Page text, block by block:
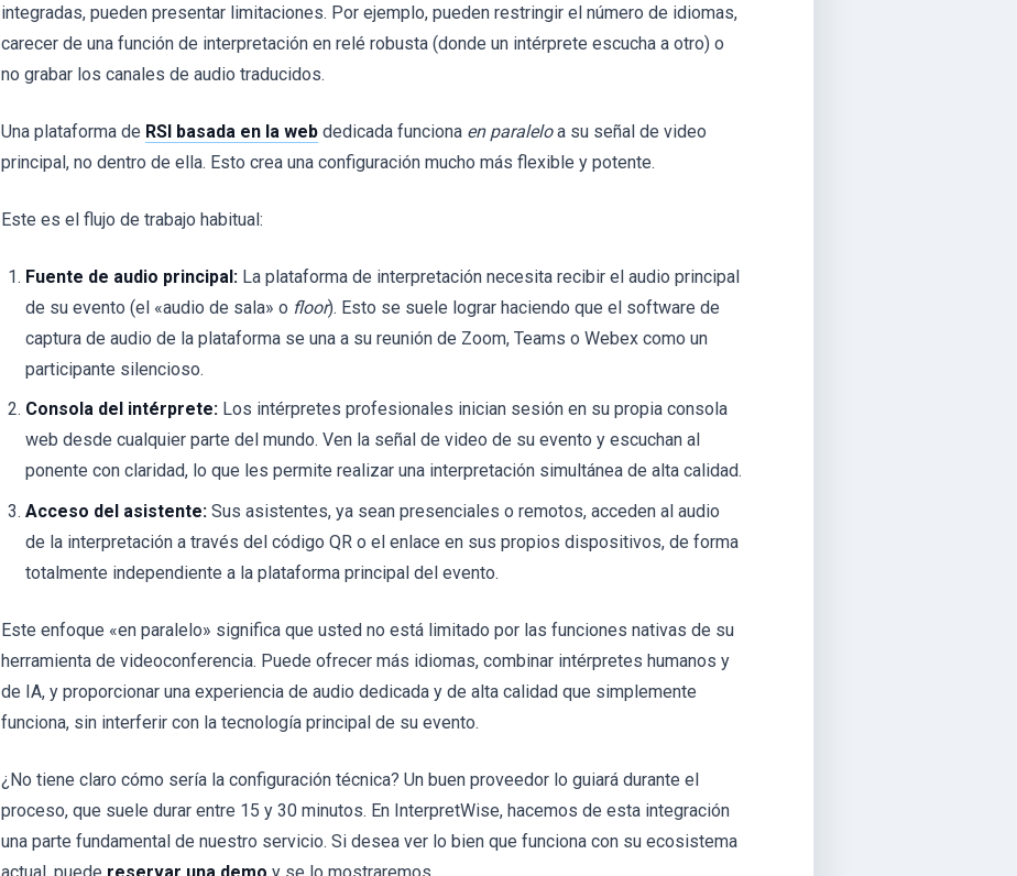
integradas, pueden presentar limitaciones. Por ejemplo, pueden restringir el número de idiomas,
carecer de una función de interpretación en relé robusta (donde un intérprete escucha a otro) o
no grabar los canales de audio traducidos.
Una plataforma de RSI basada en la web dedicada funciona en paraleloa su señal de video
principal, no dentro de ella. Esto crea una configuración mucho más flexible y potente.
Este es el flujo de trabajo habitual:
Fuente de audio principal: La plataforma de interpretación necesita recibir el audio principal
de su evento (el «audio de sala» o floor). Esto se suele lograr haciendo que el software de
captura de audio de la plataforma se una a su reunión de Zoom, Teams o Webex como un
participante silencioso.
Consola del intérprete: Los intérpretes profesionales inician sesión en su propia consola
web desde cualquier parte del mundo. Ven la señal de video de su evento y escuchan al
ponente con claridad, lo que les permite realizar una interpretación simultánea de alta calidad.
Acceso del asistente: Sus asistentes, ya sean presenciales o remotos, acceden al audio
de la interpretación a través del código QR o el enlace en sus propios dispositivos, de forma
totalmente independiente a la plataforma principal del evento.
Este enfoque «en paralelo» significa que usted no está limitado por las funciones nativas de su
herramienta de videoconferencia. Puede ofrecer más idiomas, combinar intérpretes humanos y
de IA, y proporcionar una experiencia de audio dedicada y de alta calidad que simplemente
funciona, sin interferir con la tecnología principal de su evento.
¿No tiene claro cómo sería la configuración técnica? Un buen proveedor lo guiará durante el
proceso, que suele durar entre 15 y 30 minutos. En InterpretWise, hacemos de esta integración
una parte fundamental de nuestro servicio. Si desea ver lo bien que funciona con su ecosistema